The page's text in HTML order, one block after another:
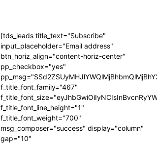
[tds_leads title_text="Subscribe"
input_placeholder="Email address"
btn_horiz_align="content-horiz-center"
pp_checkbox="yes"
f_title_font_family="467"
f_title_font_line_height="1"
f_title_font_weight="700"
msg_composer="success" display="column"
gap="10"